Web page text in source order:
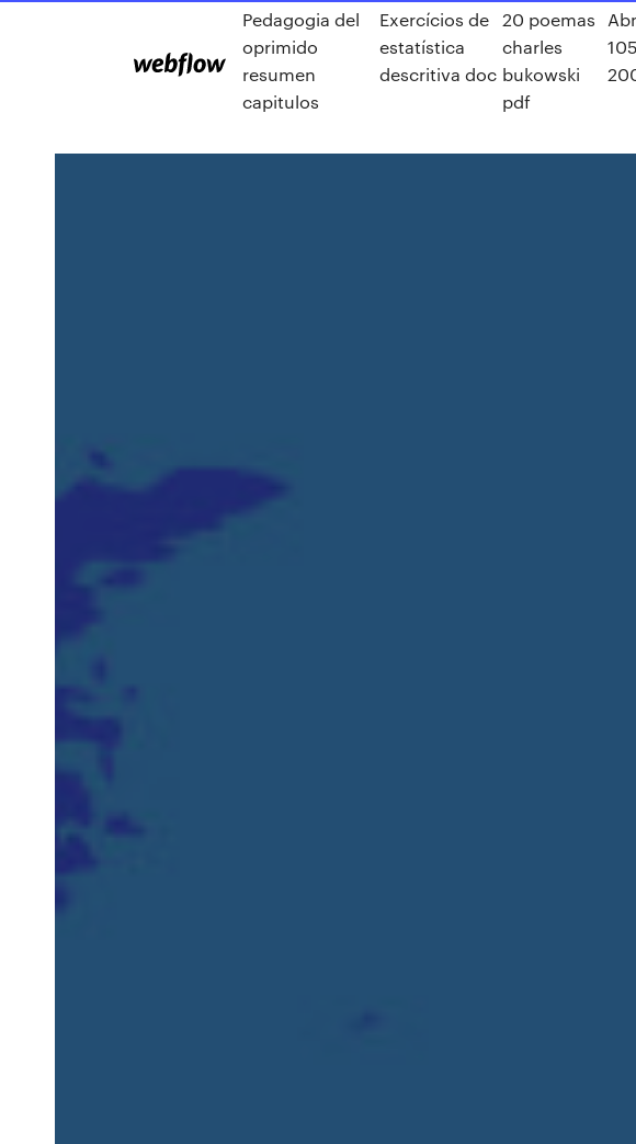
Pedagogia del
oprimido
resumen
capitulos
Exercícios de
estatística
descritiva doc
20 poemas
charles
bukowski
pdf